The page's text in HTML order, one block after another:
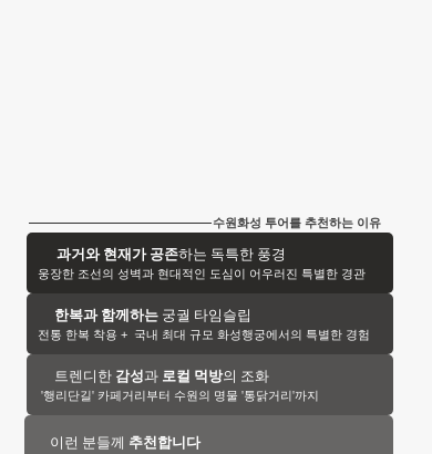
수원화성 투어를 추천하는 이유
과거와 현재가 공존하는 독특한 풍경
웅장한 조선의 성벽과 현대적인 도심이 어우러진 특별한 경관
한복과 함께하는 궁궐 타임슬립
전통 한복 착용 +  국내 최대 규모 화성행궁에서의 특별한 경험
트렌디한 감성과 로컬 먹방의 조화
'행리단길' 카페거리부터 수원의 명물 '통닭거리'까지
이런 분들께 추천합니다